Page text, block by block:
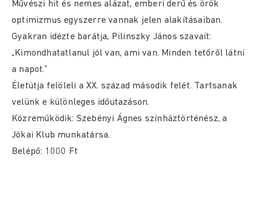
Művészi hit és nemes alázat, emberi derű és örök
optimizmus egyszerre vannak jelen alakításaiban.
Gyakran idézte barátja, Pilinszky János szavait:
„Kimondhatatlanul jól van, ami van. Minden tetőről látni
a napot.”
Életútja felöleli a XX. század második felét. Tartsanak
velünk e különleges időutazáson.
Közreműködik: Szebényi Ágnes színháztörténész, a
Jókai Klub munkatársa.
Belépő: 1000 Ft